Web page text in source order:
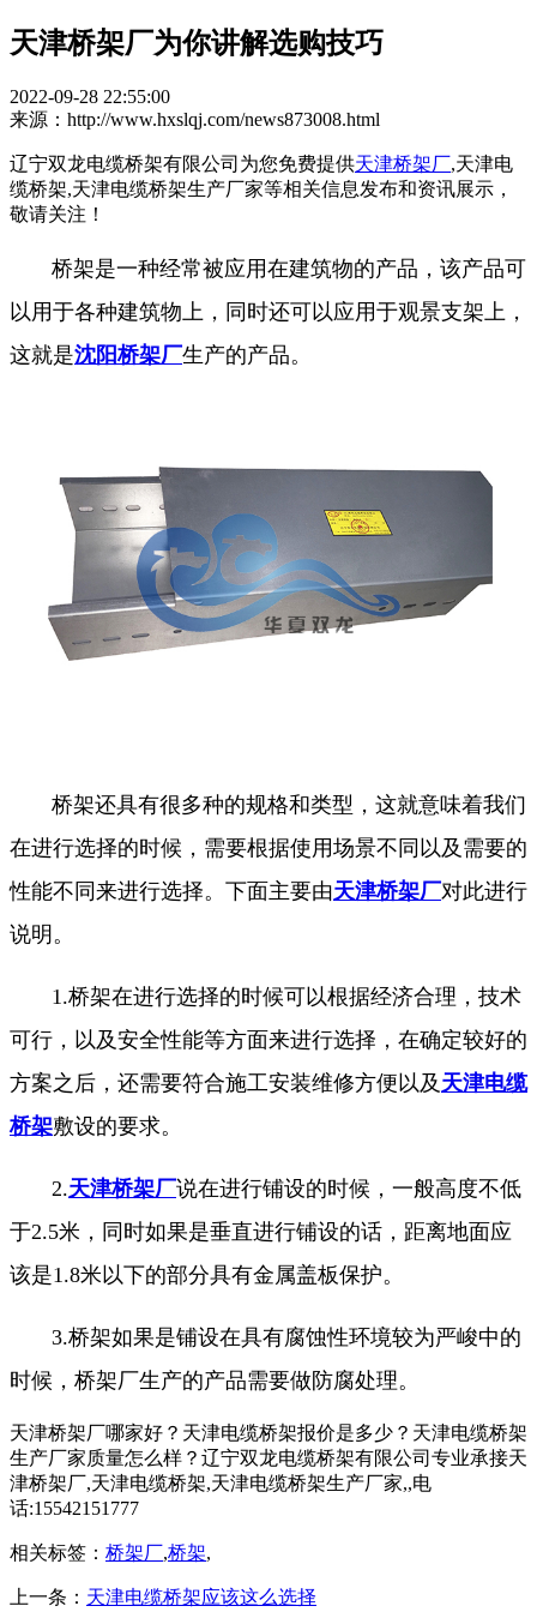
天津桥架厂为你讲解选购技巧
2022-09-28 22:55:00
来源：http://www.hxslqj.com/news873008.html
辽宁双龙电缆桥架有限公司为您免费提供天津桥架厂,天津电
缆桥架,天津电缆桥架生产厂家等相关信息发布和资讯展示，
敬请关注！
桥架是一种经常被应用在建筑物的产品，该产品可
以用于各种建筑物上，同时还可以应用于观景支架上，
这就是沈阳桥架厂生产的产品。
桥架还具有很多种的规格和类型，这就意味着我们
在进行选择的时候，需要根据使用场景不同以及需要的
性能不同来进行选择。下面主要由天津桥架厂对此进行
说明。
1.桥架在进行选择的时候可以根据经济合理，技术
可行，以及安全性能等方面来进行选择，在确定较好的
方案之后，还需要符合施工安装维修方便以及 天津电缆
桥架敷设的要求。
2.天津桥架厂说在进行铺设的时候，一般高度不低
于2.5米，同时如果是垂直进行铺设的话，距离地面应
该是1.8米以下的部分具有金属盖板保护。
3.桥架如果是铺设在具有腐蚀性环境较为严峻中的
时候，桥架厂生产的产品需要做防腐处理。
天津桥架厂哪家好？天津电缆桥架报价是多少？天津电缆桥架
生产厂家质量怎么样？辽宁双龙电缆桥架有限公司专业承接天
津桥架厂,天津电缆桥架,天津电缆桥架生产厂家,,电
话:15542151777
相关标签： 桥架厂,桥架,
上一条： 天津电缆桥架应该这么选择